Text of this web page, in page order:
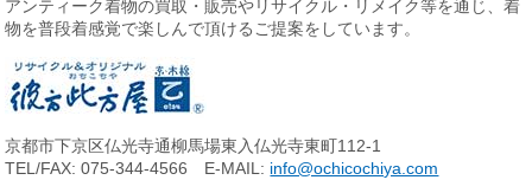
アンティーク着物の買取・販売やリサイクル・リメイク等を通じ、着
物を普段着感覚で楽しんで頂けるご提案をしています。
京都市下京区仏光寺通柳馬場東入仏光寺東町112-1
TEL/FAX: 075-344-4566 E-MAIL: info@ochicochiya.com